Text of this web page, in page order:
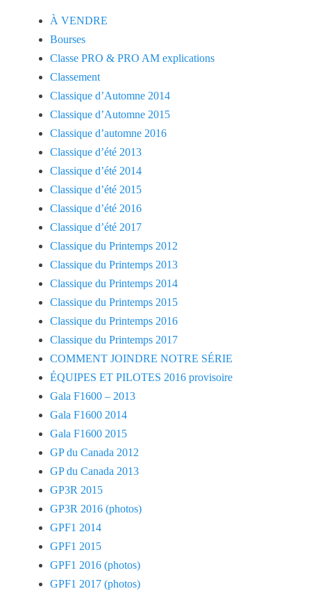
À VENDRE
Bourses
Classe PRO & PRO AM explications
Classement
Classique d’Automne 2014
Classique d’Automne 2015
Classique d’automne 2016
Classique d’été 2013
Classique d’été 2014
Classique d’été 2015
Classique d’été 2016
Classique d’été 2017
Classique du Printemps 2012
Classique du Printemps 2013
Classique du Printemps 2014
Classique du Printemps 2015
Classique du Printemps 2016
Classique du Printemps 2017
COMMENT JOINDRE NOTRE SÉRIE
ÉQUIPES ET PILOTES 2016 provisoire
Gala F1600 – 2013
Gala F1600 2014
Gala F1600 2015
GP du Canada 2012
GP du Canada 2013
GP3R 2015
GP3R 2016 (photos)
GPF1 2014
GPF1 2015
GPF1 2016 (photos)
GPF1 2017 (photos)